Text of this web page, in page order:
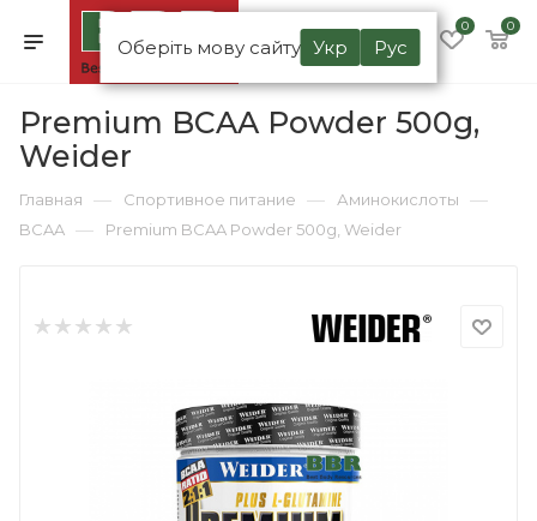
Оберіть мову сайту Укр Рус
0 0
Premium BCAA Powder 500g,
Weider
Главная — Спортивное питание — Аминокислоты —
BCAA — Premium BCAA Powder 500g, Weider